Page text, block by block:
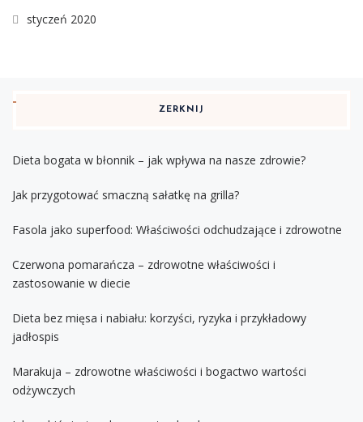
styczeń 2020
ZERKNIJ
Dieta bogata w błonnik – jak wpływa na nasze zdrowie?
Jak przygotować smaczną sałatkę na grilla?
Fasola jako superfood: Właściwości odchudzające i zdrowotne
Czerwona pomarańcza – zdrowotne właściwości i
zastosowanie w diecie
Dieta bez mięsa i nabiału: korzyści, ryzyka i przykładowy
jadłospis
Marakuja – zdrowotne właściwości i bogactwo wartości
odżywczych